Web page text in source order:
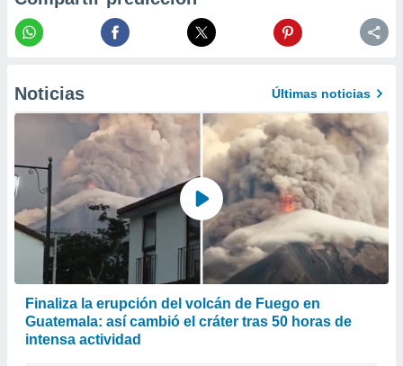
en
en
de
o acceder
datos
perfiles
Noticias Últimas noticias
Finaliza la erupción del volcán de Fuego en
Guatemala: así cambió el cráter tras 50 horas de
intensa actividad